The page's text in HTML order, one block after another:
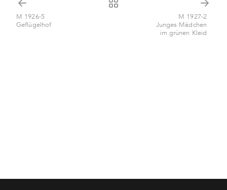
M 1926-5
Geflügelhof
M 1927-2
Junges Mädchen
im grünen Kleid